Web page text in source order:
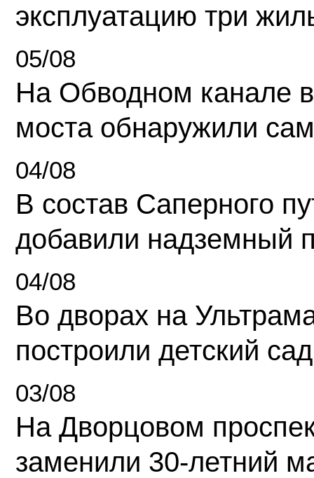
эксплуатацию три
05/08
На Обводном канале
моста обнаружили
04/08
В состав Саперного
добавили надземный
04/08
Во дворах на
построили детский сад
03/08
На Дворцовом
заменили 30-летний